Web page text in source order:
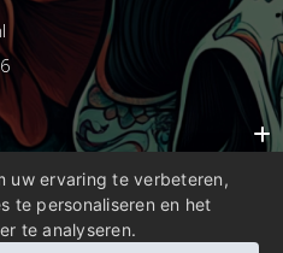
uw ervaring te verbeteren,
te personaliseren en het
te analyseren.